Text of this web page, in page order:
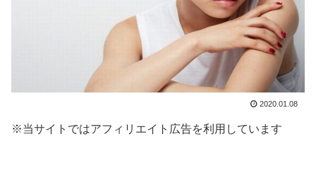
2020.01.08
※当サイトではアフィリエイト広告を利用しています